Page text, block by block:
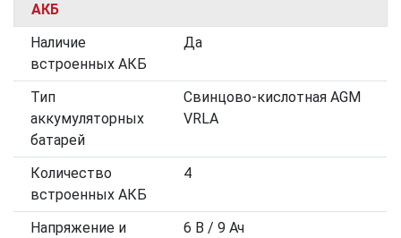
АКБ
Наличие
встроенных АКБ
Да
Тип
аккумуляторных
батарей
Свинцово-кислотная AGM
VRLA
Количество
встроенных АКБ
4
Напряжение и
6 В / 9 Ач